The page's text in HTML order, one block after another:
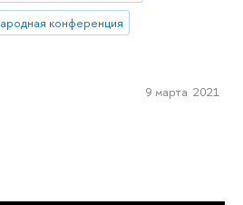
конференция
9 марта 2021